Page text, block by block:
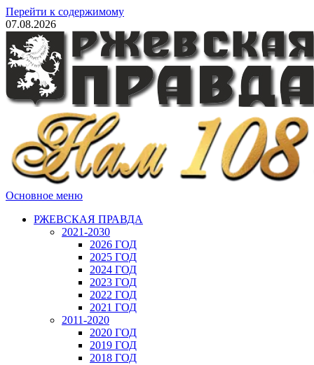
Перейти к содержимому
07.08.2026
Основное меню
РЖЕВСКАЯ ПРАВДА
2021-2030
2026 ГОД
2025 ГОД
2024 ГОД
2023 ГОД
2022 ГОД
2021 ГОД
2011-2020
2020 ГОД
2019 ГОД
2018 ГОД